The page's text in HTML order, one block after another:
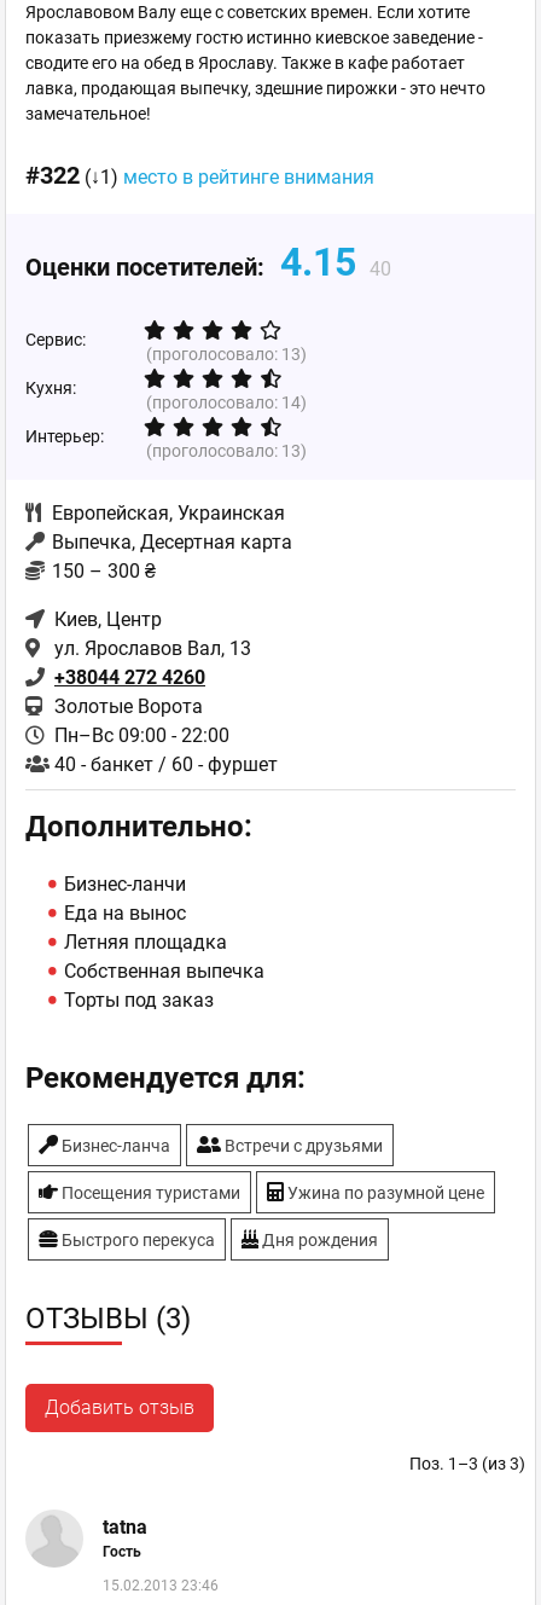
Ярославовом Валу еще с советских времен. Если хотите
показать приезжему гостю истинно киевское заведение -
сводите его на обед в Ярославу. Также в кафе работает
лавка, продающая выпечку, здешние пирожки - это нечто
замечательное!
#322 (↓1) место в рейтинге внимания
Оценки посетителей: 4.15 40
Сервис:
(проголосовало: 13)
Кухня:
(проголосовало: 14)
Интерьер:
(проголосовало: 13)
Европейская, Украинская
Выпечка, Десертная карта
150 – 300 ₴
Киев, Центр
ул. Ярославов Вал, 13
+38044 272 4260
Золотые Ворота
Пн–Вс 09:00 - 22:00
40 - банкет / 60 - фуршет
Дополнительно:
Бизнес-ланчи
Еда на вынос
Летняя площадка
Собственная выпечка
Торты под заказ
Рекомендуется для:
Бизнес-ланча Встречи с друзьями
Посещения туристами Ужина по разумной цене
Быстрого перекуса Дня рождения
ОТЗЫВЫ (3)
Добавить отзыв
Поз. 1–3 (из 3)
tatna
Гость
15.02.2013 23:46